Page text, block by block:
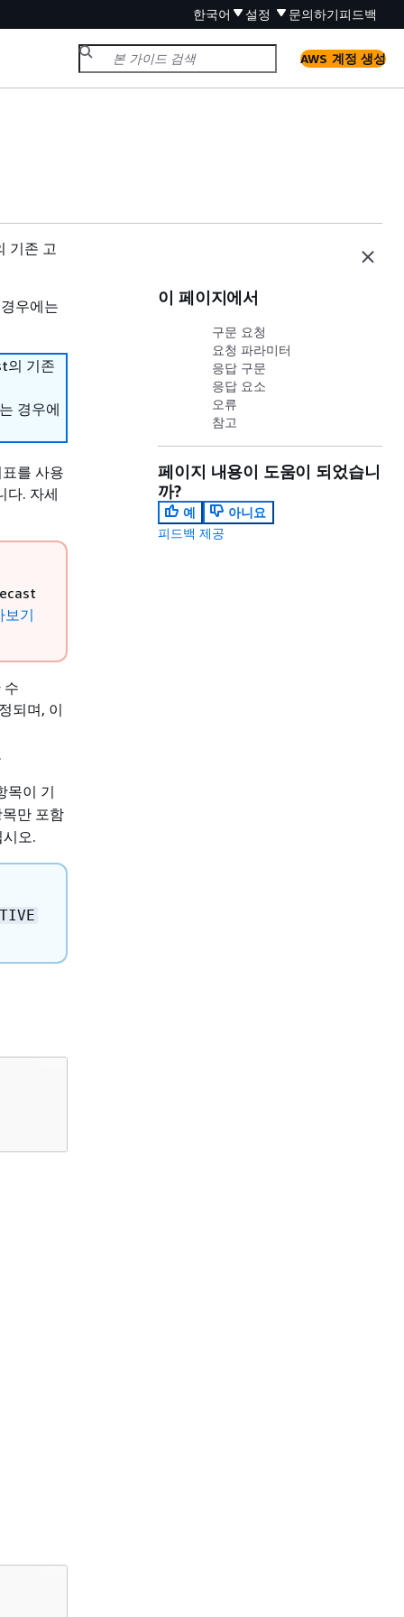
한국어 설정 문의하기피드백
AWS 계정 생성
기존 고
우에는
의 기존
경우에
를 사용
다. 자세
보기
수
되며, 이
목이 기
만 포함
오.
이 페이지에서
구문 요청
요청 파라미터
응답 구문
응답 요소
오류
참고
페이지 내용이 도움이 되었습니
까?
예
아니요
피드백 제공